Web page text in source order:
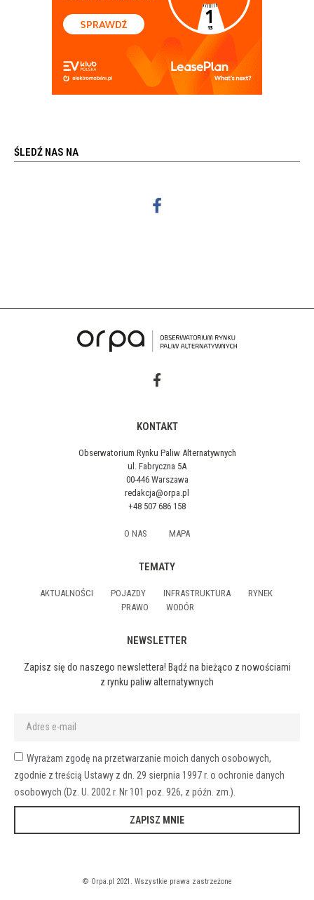
ŚLEDŹ NAS NA
KONTAKT
Obserwatorium Rynku Paliw Alternatywnych
ul. Fabryczna 5A
00-446 Warszawa
redakcja@orpa.pl
+48 507 686 158
O NAS MAPA
TEMATY
AKTUALNOŚCI POJAZDY INFRASTRUKTURA
RYNEK
PRAWO
WODÓR
NEWSLETTER
Zapisz się do naszego newslettera! Bądź na bieżąco z nowościami
z rynku paliw alternatywnych
Wyrażam zgodę na przetwarzanie moich danych osobowych,
zgodnie z treścią Ustawy z dn. 29 sierpnia 1997 r. o ochronie danych
osobowych (Dz. U. 2002 r. Nr 101 poz. 926, z późn. zm.).
ZAPISZ MNIE
© Orpa.pl 2021. Wszystkie prawa zastrzeżone